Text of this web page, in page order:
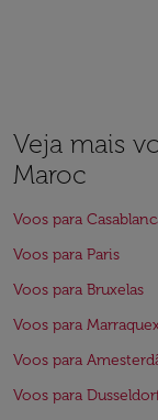
Veja mais
Maroc
Voos para
Voos para Paris
Voos para Bruxelas
Voos para
Voos para
Voos para